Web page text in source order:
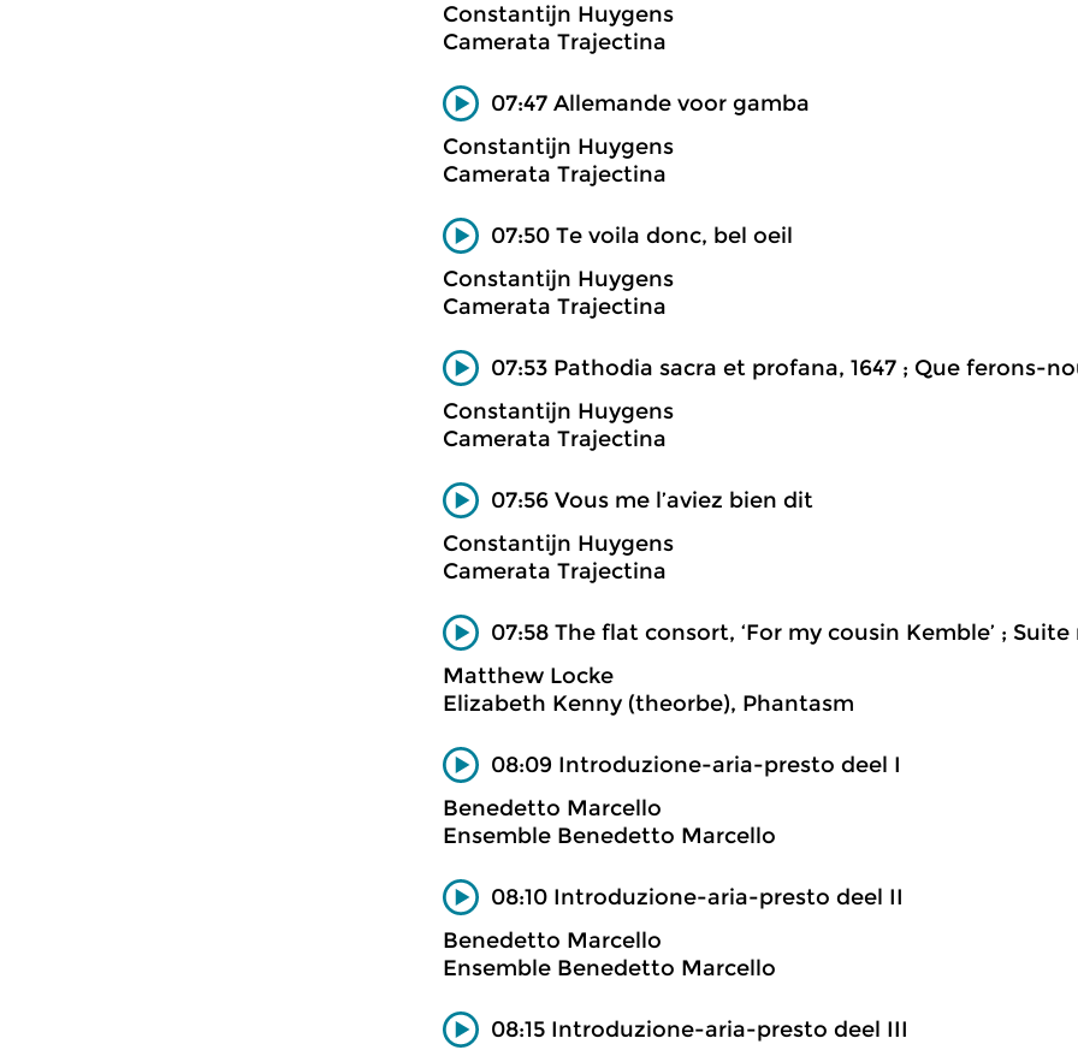
Constantijn Huygens
Camerata Trajectina
07:47 Allemande voor gamba
Constantijn Huygens
Camerata Trajectina
07:50 Te voila donc, bel oeil
Constantijn Huygens
Camerata Trajectina
07:53 Pathodia sacra et profana, 1647 ; Que ferons-
Constantijn Huygens
Camerata Trajectina
07:56 Vous me l’aviez bien dit
Constantijn Huygens
Camerata Trajectina
07:58 The flat consort, ‘For my cousin Kemble’ ; Suite
Matthew Locke
Elizabeth Kenny (theorbe), Phantasm
08:09 Introduzione-aria-presto deel I
Benedetto Marcello
Ensemble Benedetto Marcello
08:10 Introduzione-aria-presto deel II
Benedetto Marcello
Ensemble Benedetto Marcello
08:15 Introduzione-aria-presto deel III